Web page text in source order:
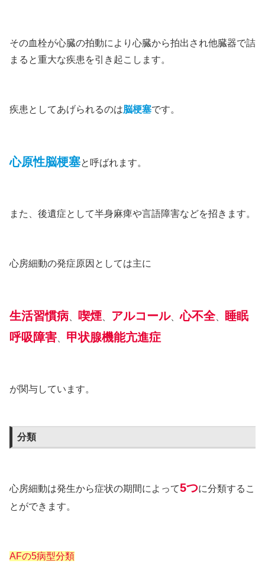
その血栓が心臓の拍動により心臓から拍出され他臓器で詰
まると重大な疾患を引き起こします。
疾患としてあげられるのは脳梗塞です。
心原性脳梗塞と呼ばれます。
また、後遺症として半身麻痺や言語障害などを招きます。
心房細動の発症原因としては主に
生活習慣病 喫煙 アルコール、心不全、
睡眠
呼吸障害
甲状腺機能亢進症
が関与しています。
分類
心房細動は発生から症状の期間によって5つに分類するこ
とができます。
AFの5病型分類